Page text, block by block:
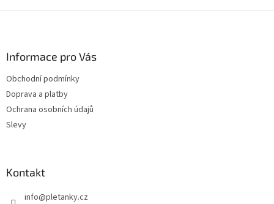
v
Informace pro Vás
Obchodní podmínky
Doprava a platby
Ochrana osobních údajů
Slevy
Kontakt
info@pletanky.cz